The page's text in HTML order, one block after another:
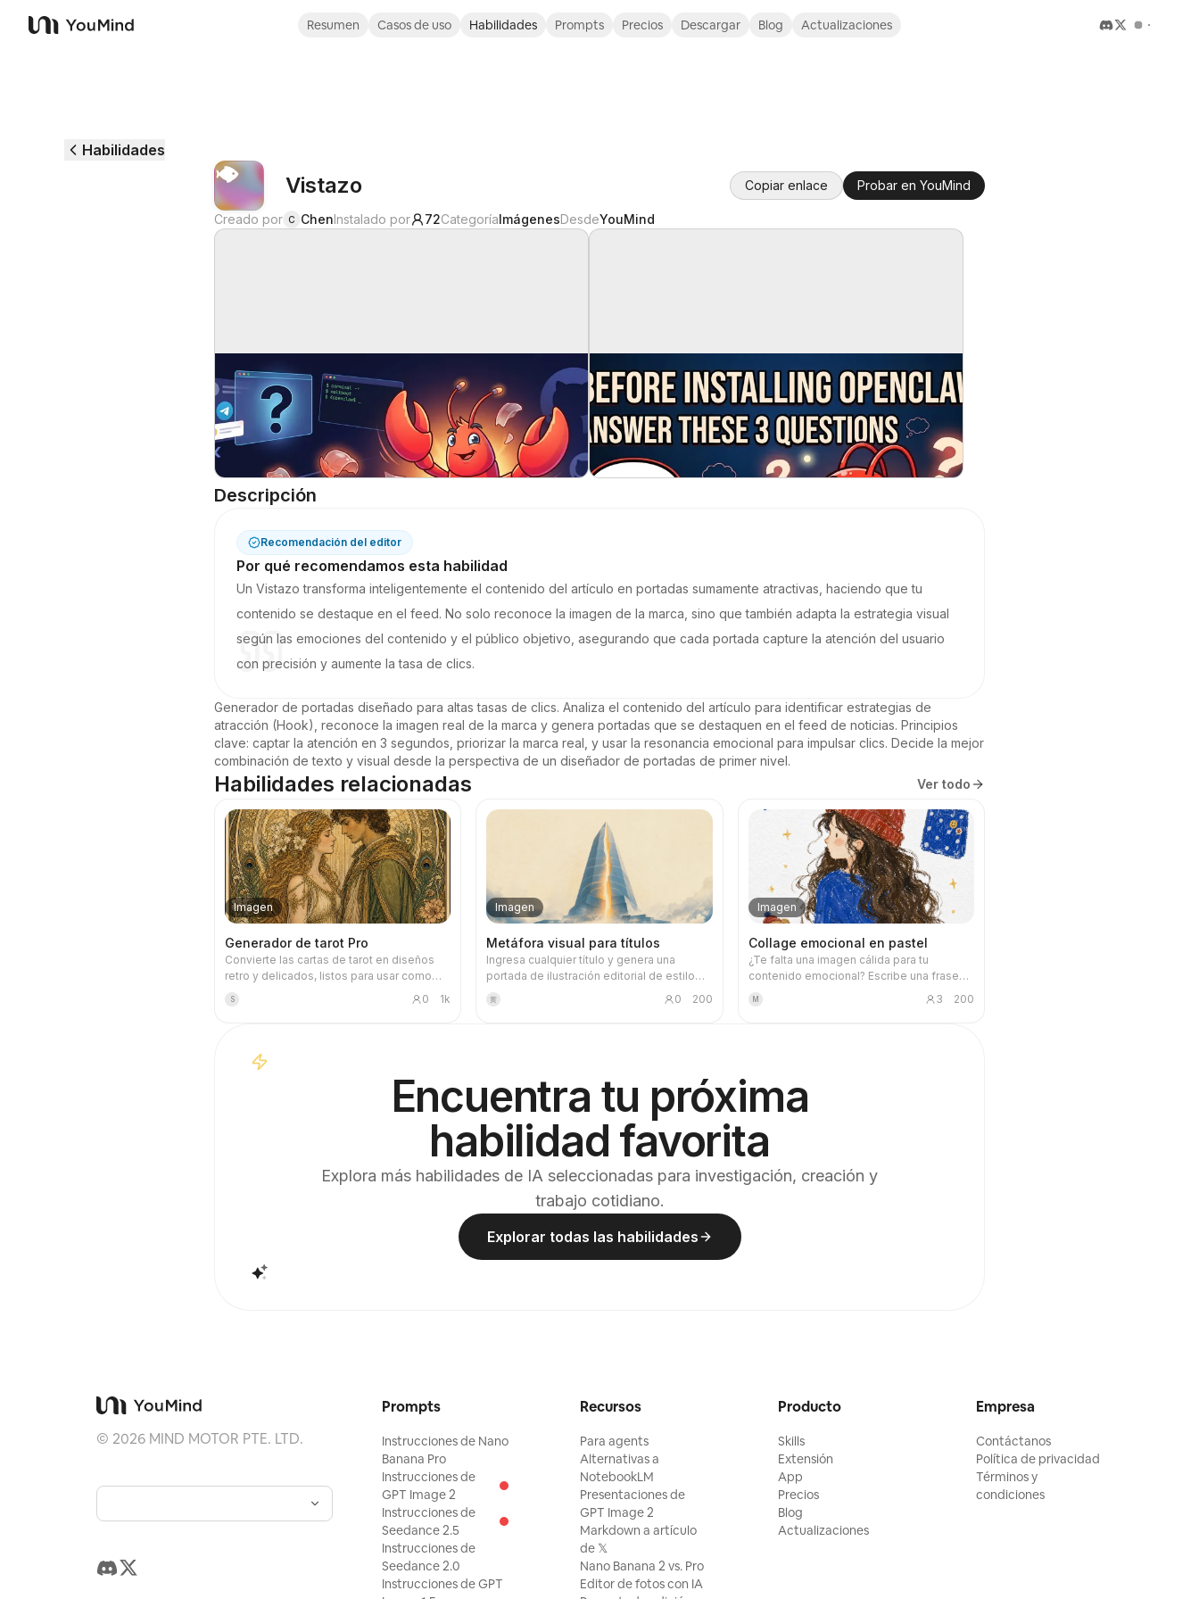
YouMind
Resumen Casos de uso Habilidades Prompts Precios Descargar Blog Actualizaciones
Habilidades
Vistazo Copiar enlace Probar en YouMind
Creado por C ChenInstalado por 72CategoríaImágenesDesdeYouMind
Descripción
Recomendación del editor
Por qué recomendamos esta habilidad
Un Vistazo transforma inteligentemente el contenido del artículo en portadas sumamente atractivas, haciendo que tu
contenido se destaque en el feed. No solo reconoce la imagen de la marca, sino que también adapta la estrategia visual
según las emociones del contenido y el público objetivo, asegurando que cada portada capture la atención del usuario
con precisión y aumente la tasa de clics.
Generador de portadas diseñado para altas tasas de clics. Analiza el contenido del artículo para identificar estrategias de
atracción (Hook), reconoce la imagen real de la marca y genera portadas que se destaquen en el feed de noticias. Principios
clave: captar la atención en 3 segundos, priorizar la marca real, y usar la resonancia emocional para impulsar clics. Decide la mejor
combinación de texto y visual desde la perspectiva de un diseñador de portadas de primer nivel.
Habilidades relacionadas Ver todo
Imagen
Generador de tarot Pro
Convierte las cartas de tarot en diseños
retro y delicados, listos para usar como
fondo de pantalla del móvil. Indícale tu
tema favorito (como mitología nórdica,
de tarot con estilo coherente y
significados hermosos. Admite el juego
completo de 78 cartas, un grupo o algunas
seleccionadas. Las imágenes son
plástica de la IA. Se puede combinar con
sacar e interpretar cartas automáticamente
cada mañana (requiere configurar la tarea
S 0 1k
Imagen
Metáfora visual para títulos
Ingresa cualquier título y genera una
portada de ilustración editorial de estilo
"metáfora elegante" que responde
fielmente al título: textura de pintura
portadas de noticias, podcasts, artículos y
newsletters.
黄 0 200
Imagen
Collage emocional en pastel
¿Te falta una imagen cálida para tu
contenido emocional? Escribe una frase
memorable o una emoción y recibe una
ilustración reconfortante en pastel al óleo:
M 3 200
Encuentra tu próxima
habilidad favorita
Explora más habilidades de IA seleccionadas para investigación, creación y
trabajo cotidiano.
Explorar todas las habilidades
© 2026MIND MOTOR PTE. LTD.
Prompts
Instrucciones de Nano
Banana Pro
Instrucciones de
GPT Image 2
Instrucciones de
Seedance 2.5
Instrucciones de
Seedance 2.0
Instrucciones de GPT
Recursos
Para agents
Alternativas a
NotebookLM
Presentaciones de
GPT Image 2
Markdown a artículo
de 𝕏
Nano Banana 2 vs. Pro
Editor de fotos con IA
Producto
Skills
Extensión
App
Precios
Blog
Actualizaciones
Empresa
Contáctanos
Política de privacidad
Términos y
condiciones